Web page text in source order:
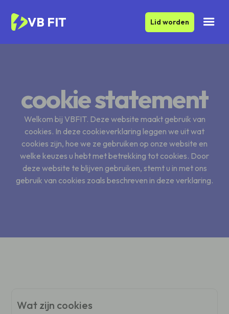
VB FIT Lid worden
cookie statement
Welkom bij VBFIT. Deze website maakt gebruik van
cookies. In deze cookieverklaring leggen we uit wat
cookies zijn, hoe we ze gebruiken op onze website en
welke keuzes u hebt met betrekking tot cookies. Door
deze website te blijven gebruiken, stemt u in met ons
gebruik van cookies zoals beschreven in deze verklaring.
Wat zijn cookies